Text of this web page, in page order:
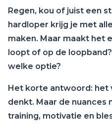
Regen, kou of juist een
hardloper krijg je met
maken. Maar maakt het
loopt of op de
welke optie?
Het korte antwoord: het
denkt. Maar de nuances
training, motivatie en